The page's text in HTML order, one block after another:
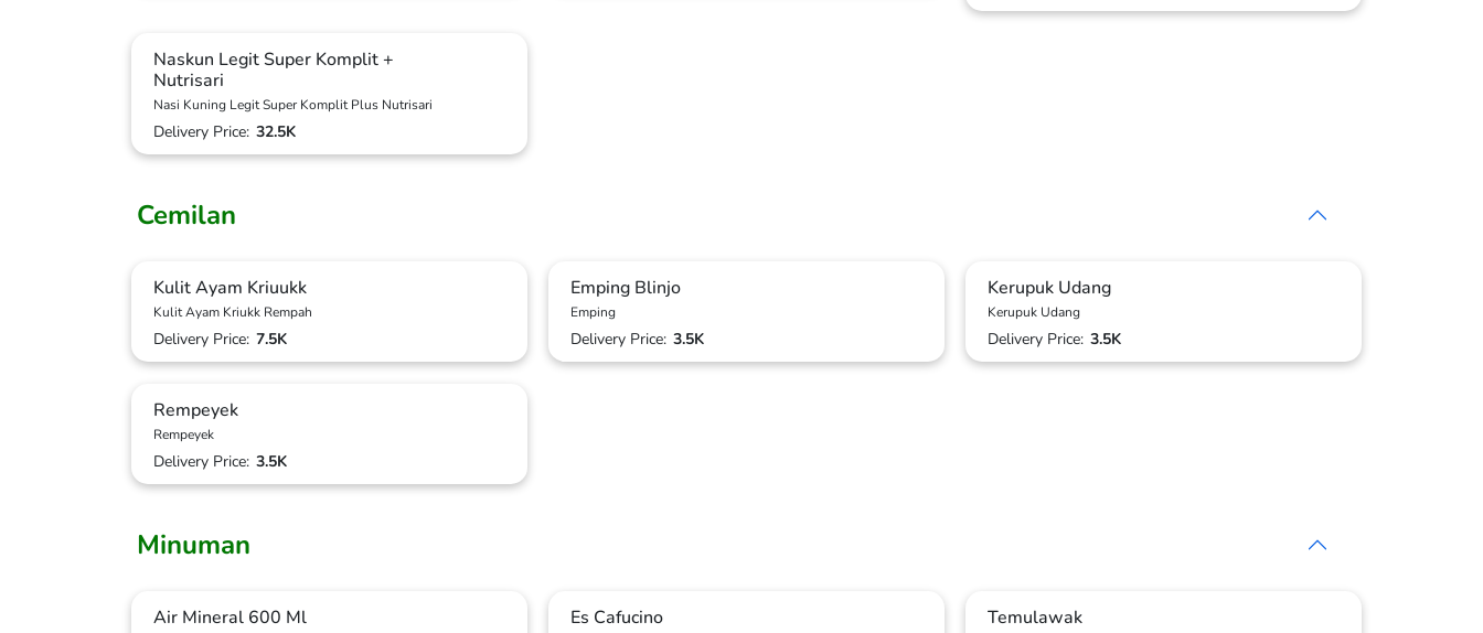
Naskun Legit Super Komplit +
Nutrisari
Nasi Kuning Legit Super Komplit Plus Nutrisari
Delivery Price: 32.5K
Cemilan
Kulit Ayam Kriuukk
Kulit Ayam Kriukk Rempah
Delivery Price: 7.5K
Emping Blinjo
Emping
Delivery Price: 3.5K
Kerupuk Udang
Kerupuk Udang
Delivery Price: 3.5K
Rempeyek
Rempeyek
Delivery Price: 3.5K
Minuman
Air Mineral 600 Ml Es Cafucino Temulawak